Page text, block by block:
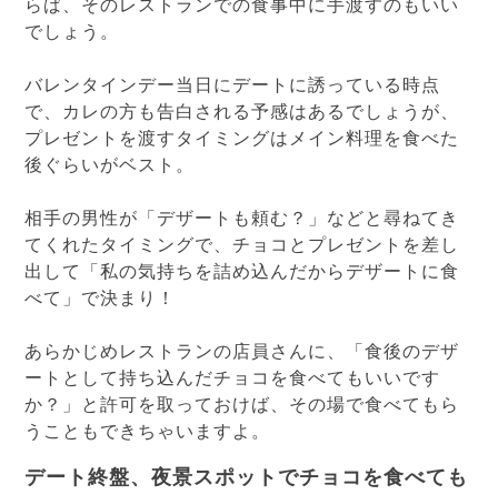
らば、そのレストランでの食事中に手渡すのもいい
でしょう。
バレンタインデー当日にデートに誘っている時点
で、カレの方も告白される予感はあるでしょうが、
プレゼントを渡すタイミングはメイン料理を食べた
後ぐらいがベスト。
相手の男性が「デザートも頼む？」などと尋ねてき
てくれたタイミングで、チョコとプレゼントを差し
出して「私の気持ちを詰め込んだからデザートに食
べて」で決まり！
あらかじめレストランの店員さんに、「食後のデザ
ートとして持ち込んだチョコを食べてもいいです
か？」と許可を取っておけば、その場で食べてもら
うこともできちゃいますよ。
デート終盤、夜景スポットでチョコを食べても